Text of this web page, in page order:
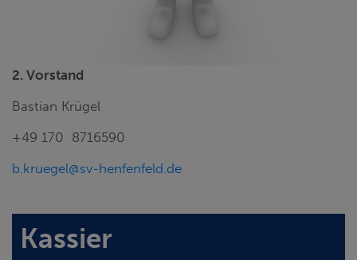
2. Vorstand
Bastian Krügel
+49 170 8716590
b.kruegel@sv-henfenfeld.de
Kassier